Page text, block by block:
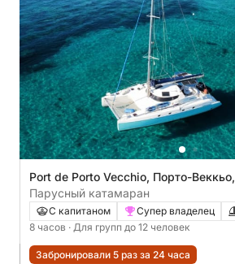
Port de Porto Vecchio, Порто-Веккьо,
Франция
Парусный катамаран
С капитаном Супер владелец
8 часов · Для групп до 12 человек
Забронировали 5 раз за 24 часа